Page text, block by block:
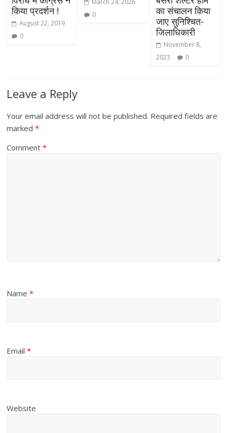
किया प्रदर्शन !
August 22, 2019
0
0
का संचालन किया
जाए सुनिश्चित-
जिलाधिकारी
November 8,
2023
0
Leave a Reply
Your email address will not be published. Required fields are
marked*
Comment*
Name*
Email*
Website